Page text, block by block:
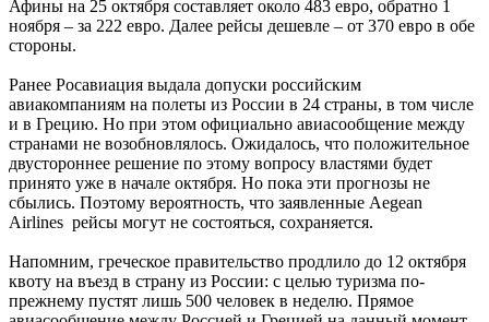
Афины на 25 октября составляет около 483 евро, обратно 1
ноября – за 222 евро. Далее рейсы дешевле – от 370 евро в обе
стороны.
Ранее Росавиация выдала допуски российским
авиакомпаниям на полеты из России в 24 страны, в том числе
и в Грецию. Но при этом официально авиасообщение между
странами не возобновлялось. Ожидалось, что положительное
двустороннее решение по этому вопросу властями будет
принято уже в начале октября. Но пока эти прогнозы не
сбылись. Поэтому вероятность, что заявленные Aegean
Airlines рейсы могут не состояться, сохраняется.
Напомним, греческое правительство продлило до 12 октября
квоту на въезд в страну из России: с целью туризма по-
прежнему пустят лишь 500 человек в неделю. Прямое